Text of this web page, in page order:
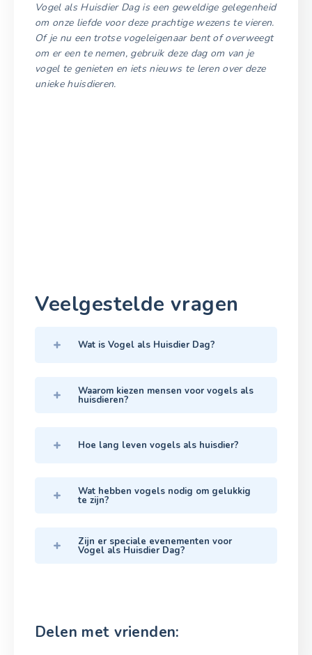
Vogel als Huisdier Dag is een geweldige gelegenheid
om onze liefde voor deze prachtige wezens te vieren.
Of je nu een trotse vogeleigenaar bent of overweegt
om er een te nemen, gebruik deze dag om van je
vogel te genieten en iets nieuws te leren over deze
unieke huisdieren.
Veelgestelde vragen
Wat is Vogel als Huisdier Dag?
Waarom kiezen mensen voor vogels als
huisdieren?
Hoe lang leven vogels als huisdier?
Wat hebben vogels nodig om gelukkig
te zijn?
Zijn er speciale evenementen voor
Vogel als Huisdier Dag?
Delen met vrienden: